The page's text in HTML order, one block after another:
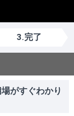
3.完了
がすぐわかり